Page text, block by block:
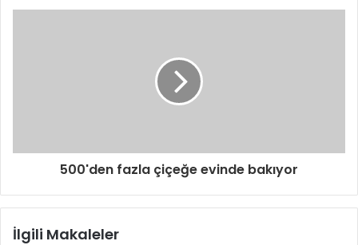
500'den fazla çiçeğe evinde bakıyor
İlgili Makaleler